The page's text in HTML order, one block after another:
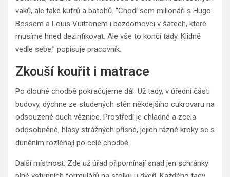
vaků, ale také kufrů a batohů. “Chodí sem milionáři s Hugo
Bossem a Louis Vuittonem i bezdomovci v šatech, které
musíme hned dezinfikovat. Ale vše to končí tady. Klidně
vedle sebe,” popisuje pracovník.
Zkouší kouřit i matrace
Po dlouhé chodbě pokračujeme dál. Už tady, v úřední části
budovy, dýchne ze studených stěn někdejšího cukrovaru na
odsouzené duch věznice. Prostředí je chladné a zcela
odosobněné, hlasy strážných přísné, jejich rázné kroky se s
duněním rozléhají po celé chodbě.
Další místnost. Zde už úřad připomínají snad jen schránky